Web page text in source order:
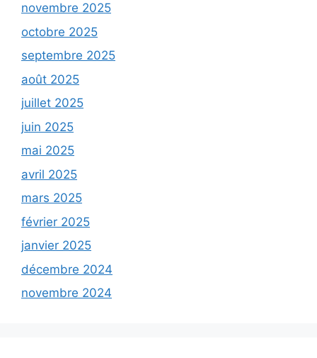
novembre 2025
octobre 2025
septembre 2025
août 2025
juillet 2025
juin 2025
mai 2025
avril 2025
mars 2025
février 2025
janvier 2025
décembre 2024
novembre 2024